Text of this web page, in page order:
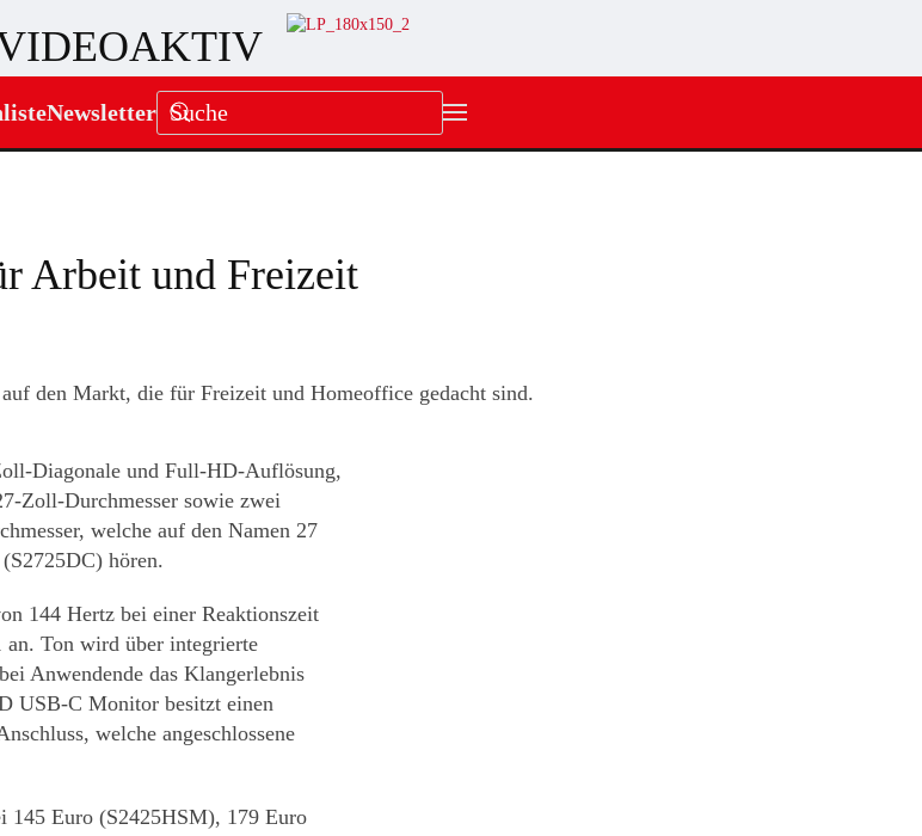
Newsletter
Arbeit und Freizeit
den Markt, die für Freizeit und Homeoffice gedacht sind.
Diagonale und Full-HD-Auflösung,
Zoll-Durchmesser sowie zwei
welche auf den Namen 27
hören.
144 Hertz bei einer Reaktionszeit
Ton wird über integrierte
Anwendende das Klangerlebnis
USB-C Monitor besitzt einen
welche angeschlossene
145 Euro (S2425HSM), 179 Euro